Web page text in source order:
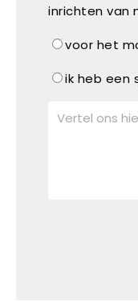
inrichten van
voor het
ik heb een